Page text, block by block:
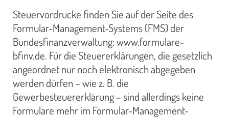
Steuervordrucke finden Sie auf der Seite des
Formular-Management-Systems (FMS) der
Bundesfinanzverwaltung: www.formulare-
bfinv.de. Für die Steuererklärungen, die gesetzlich
angeordnet nur noch elektronisch abgegeben
werden dürfen – wie z. B. die
Gewerbesteuererklärung – sind allerdings keine
Formulare mehr im Formular-Management-